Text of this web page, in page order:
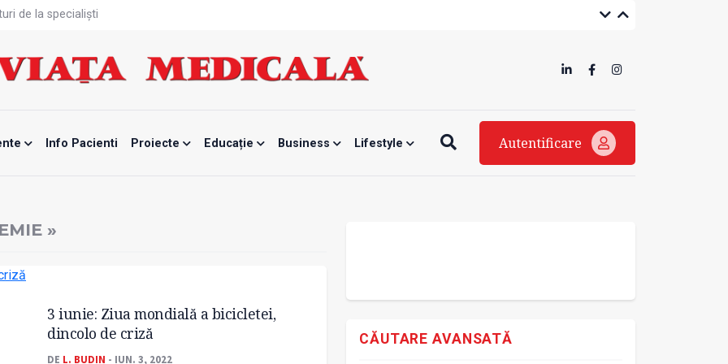
de la specialiști
vaccin împotriva tulpinei Bundibugyo a virusului Ebola
mamei și copilului
Info Pacienti Proiecte Educație Business Lifestyle Autentificare
»
3 iunie: Ziua mondială a bicicletei,
dincolo de criză
DE L. BUDIN - IUN. 3, 2022
CĂUTARE AVANSATĂ